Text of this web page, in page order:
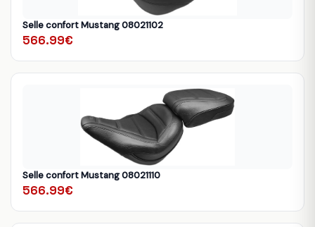
Selle confort Mustang 08021102
566.99€
Selle confort Mustang 08021110
566.99€